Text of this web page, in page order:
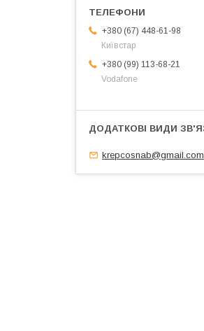
+380 (67) 448-61-98
Київстар
+380 (99) 113-68-21
Vodafone
krepcosnab@gmail.com